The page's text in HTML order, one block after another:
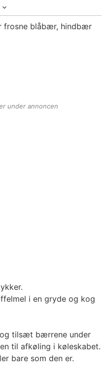
frosne blåbær, hindbær
under annoncen
i en gryde og kog
tilsæt bærrene under
til afkøling i køleskabet.
bare som den er.